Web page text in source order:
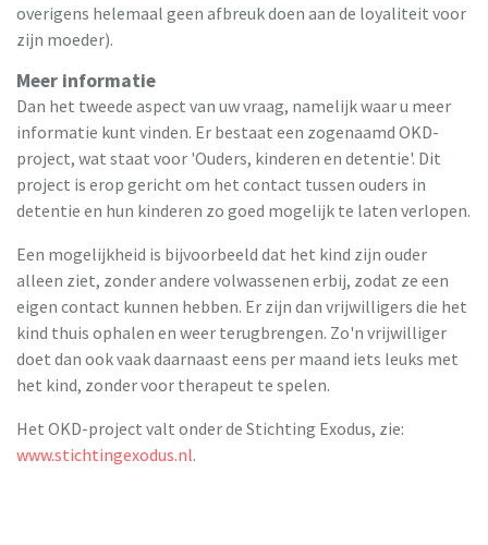
overigens helemaal geen afbreuk doen aan de loyaliteit voor
zijn moeder).
Meer informatie
Dan het tweede aspect van uw vraag, namelijk waar u meer
informatie kunt vinden. Er bestaat een zogenaamd OKD-
project, wat staat voor 'Ouders, kinderen en detentie'. Dit
project is erop gericht om het contact tussen ouders in
detentie en hun kinderen zo goed mogelijk te laten verlopen.
Een mogelijkheid is bijvoorbeeld dat het kind zijn ouder
alleen ziet, zonder andere volwassenen erbij, zodat ze een
eigen contact kunnen hebben. Er zijn dan vrijwilligers die het
kind thuis ophalen en weer terugbrengen. Zo'n vrijwilliger
doet dan ook vaak daarnaast eens per maand iets leuks met
het kind, zonder voor therapeut te spelen.
Het OKD-project valt onder de Stichting Exodus, zie:
www.stichtingexodus.nl.